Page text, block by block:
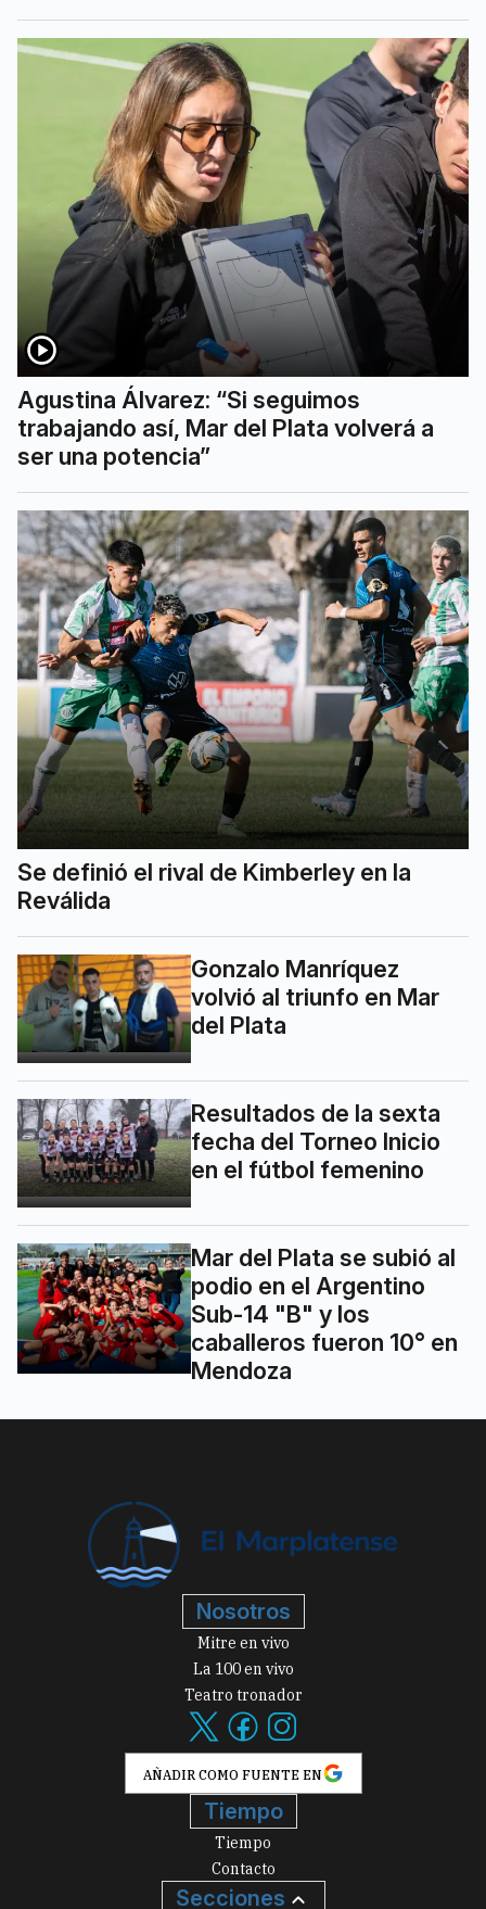
Agustina Álvarez: “Si seguimos
trabajando así, Mar del Plata volverá a
ser una potencia”
Se definió el rival de Kimberley en la
Reválida
Gonzalo Manríquez
volvió al triunfo en Mar
del Plata
Resultados de la sexta
fecha del Torneo Inicio
en el fútbol femenino
Mar del Plata se subió al
podio en el Argentino
Sub-14 "B" y los
caballeros fueron 10° en
Mendoza
Nosotros
Mitre en vivo
La 100 en vivo
Teatro tronador
AÑADIR COMO FUENTE EN
Tiempo
Tiempo
Contacto
Secciones